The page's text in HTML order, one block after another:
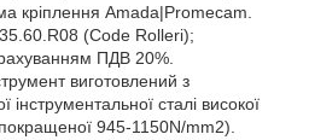
кріплення Amada|Promecam.
(Code Rolleri);
ПДВ 20%.
виготовлений з
інструментальної сталі високої
945-1150N/mm2).